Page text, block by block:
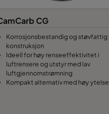
CG
Korrosjonsbestandig og støvfattig
konstruksjon
Ideell for høy renseeffektivitet i
luftrensere og utstyr med lav
luftgjennomstrømning
Kompakt alternativ med høy ytelse